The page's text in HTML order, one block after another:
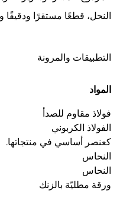
النحل، قطعًا مستقرًا
التطبيقات والمرونة
المواد
فولاذ مقاوم للصدأ
الفولاذ الكربوني
كعنصر أساسي في منتجاتها.
النحاس
النحاس
ورقة مطليّة بالزنك